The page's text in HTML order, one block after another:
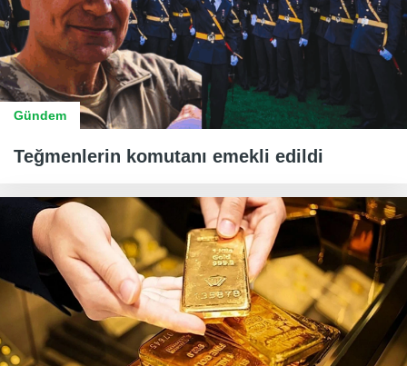
Gündem
Teğmenlerin komutanı emekli edildi